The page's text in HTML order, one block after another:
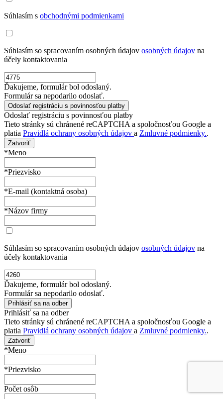
Súhlasím s obchodnými podmienkami
Súhlasím so spracovaním osobných údajov osobných údajov na
účely kontaktovania
Ďakujeme, formulár bol odoslaný.
Formulár sa nepodarilo odoslať.
Odoslať registráciu s povinnosťou platby
Tieto stránky sú chránené reCAPTCHA a spoločnosťou Google a
platia Pravidlá ochrany osobných údajov a Zmluvné podmienky..
Zatvoriť
*Meno
*Priezvisko
*E-mail (kontaktná osoba)
*Názov firmy
Súhlasím so spracovaním osobných údajov osobných údajov na
účely kontaktovania
Ďakujeme, formulár bol odoslaný.
Formulár sa nepodarilo odoslať.
Prihlásiť sa na odber
Tieto stránky sú chránené reCAPTCHA a spoločnosťou Google a
platia Pravidlá ochrany osobných údajov a Zmluvné podmienky..
Zatvoriť
*Meno
*Priezvisko
Počet osôb